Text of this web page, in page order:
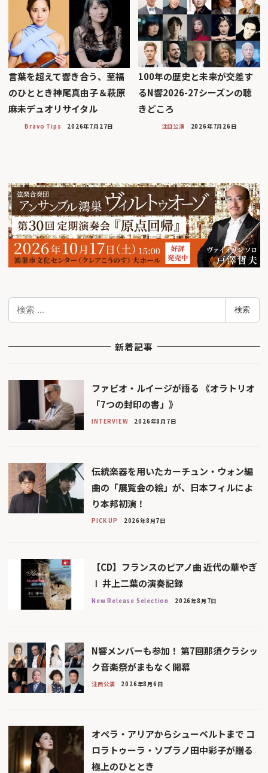
言葉を超えて響き合う、至福
のひととき神尾真由子＆萩原
麻未デュオリサイタル
Bravo Tips 2026年7月27日
100年の歴史と未来が交差す
るN響2026-27シーズンの聴
きどころ
注目公演 2026年7月26日
検
検索
新着記事
ファビオ・ルイージが語る 《オラトリオ
「7つの封印の書」》
INTERVIEW 2026年8月7日
伝統楽器を用いたカーチュン・ウォン編
曲の「展覧会の絵」が、日本フィルによ
り本邦初演！
PICK UP 2026年8月7日
【CD】フランスのピアノ曲 近代の華やぎ
Ⅰ 井上二葉の演奏記録
New Release Selection 2026年8月7日
N響メンバーも参加！ 第7回那須クラシッ
ク音楽祭がまもなく開幕
注目公演 2026年8月6日
オペラ・アリアからシューベルトまで コ
ロラトゥーラ・ソプラノ田中彩子が贈る
極上のひととき